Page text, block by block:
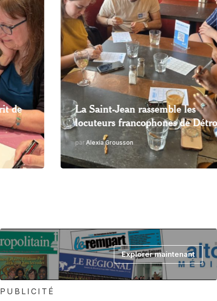
rassemble les
de Détroit
Miser sur la
aînés pour
par Olaïsha
Explorer maintenant
PUBLICITÉ